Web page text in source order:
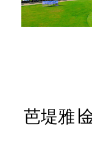
芭堤雅∣